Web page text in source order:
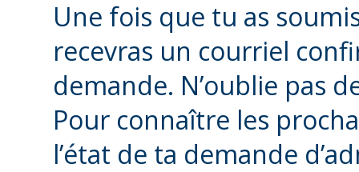
Une fois que tu as
recevras un courriel
demande. N’oublie pas
Pour connaître les
l’état de ta demande